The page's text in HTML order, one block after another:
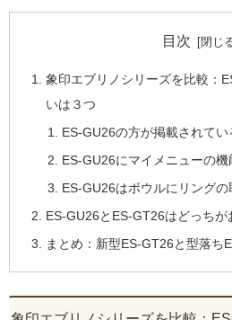
目次
象印エブリノシリーズを比較：
いは３つ
ES-GU26の方が掲載されて
ES-GU26にマイメニューの機
ES-GU26はボウルにリング
ES-GU26とES-GT26はどっちが
まとめ：新型ES-GT26と型落ち